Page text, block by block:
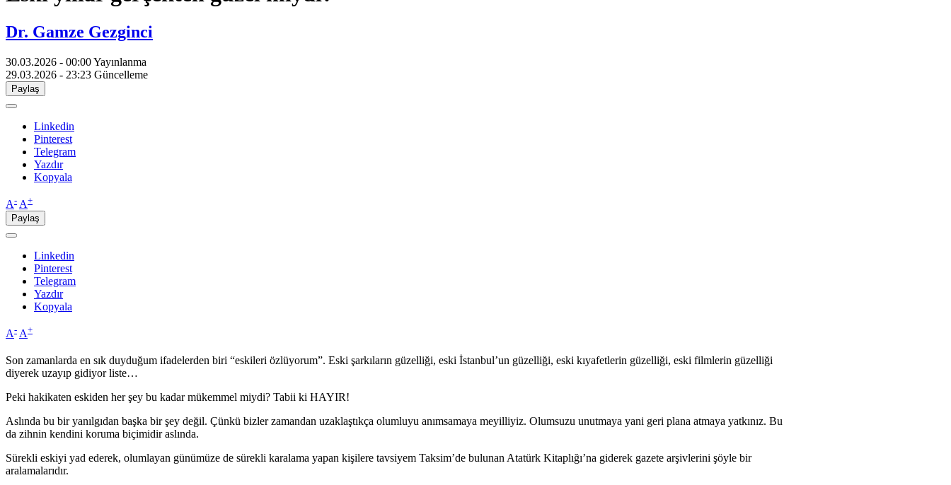
Dr. Gamze Gezginci
30.03.2026 - 00:00Yayınlanma
29.03.2026 - 23:23 Güncelleme
Paylaş
Linkedin
Pinterest
Telegram
Yazdır
Kopyala
A- A+
Paylaş
Linkedin
Pinterest
Telegram
Yazdır
Kopyala
A- A+
Son zamanlarda en sık duyduğum ifadelerden biri “eskileri özlüyorum”. Eski şarkıların güzelliği, eski İstanbul’un güzelliği, eski kıyafetlerin güzelliği, eski filmlerin güzelliği
diyerek uzayıp gidiyor liste…
Peki hakikaten eskiden her şey bu kadar mükemmel miydi? Tabii ki HAYIR!
Aslında bu bir yanılgıdan başka bir şey değil. Çünkü bizler zamandan uzaklaştıkça olumluyu anımsamaya meyilliyiz. Olumsuzu unutmaya yani geri plana atmaya yatkınız. Bu
da zihnin kendini koruma biçimidir aslında.
Sürekli eskiyi yad ederek, olumlayan günümüze de sürekli karalama yapan kişilere tavsiyem Taksim’de bulunan Atatürk Kitaplığı’na giderek gazete arşivlerini şöyle bir
aralamalarıdır.